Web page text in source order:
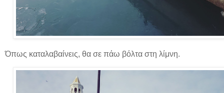
Όπως καταλαβαίνεις, θα σε πάω βόλτα στη λίμνη.